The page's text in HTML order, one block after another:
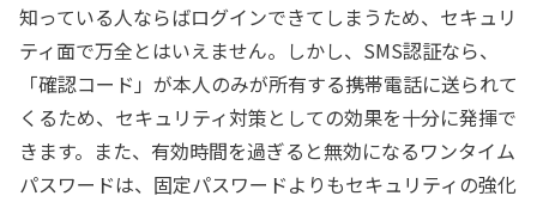
知っている人ならばログインできてしまうため、セキュリ
ティ面で万全とはいえません。しかし、SMS認証なら、
「確認コード」が本人のみが所有する携帯電話に送られて
くるため、セキュリティ対策としての効果を十分に発揮で
きます。また、有効時間を過ぎると無効になるワンタイム
パスワードは、固定パスワードよりもセキュリティの強化